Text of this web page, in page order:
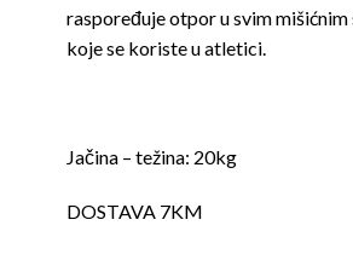
raspoređuje otpor u svim mišićnim
koje se koriste u atletici.
Jačina – težina: 20kg
DOSTAVA 7KM